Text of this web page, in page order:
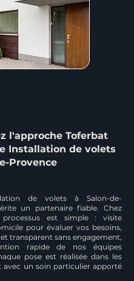
l'approche Toferbat
Installation de volets
Provence
de volets à Salon-de-
un partenaire fiable. Chez
processus est simple : visite
pour évaluer vos besoins,
transparent sans engagement,
rapide de nos équipes
pose est réalisée dans les
avec un soin particulier apporté